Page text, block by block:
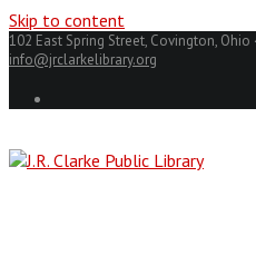
Skip to content
102 East Spring Street, Covington, Ohio
info@jrclarkelibrary.org